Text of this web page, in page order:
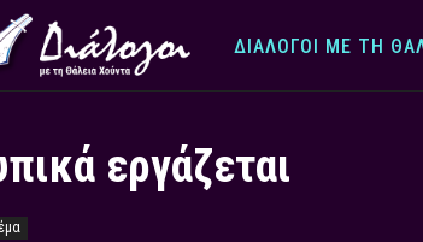
ΔΙΆΛΟΓΟΙ ΜΕ ΤΗ
εργάζεται